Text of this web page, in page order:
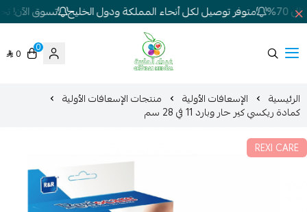
متوفر توصيل لكل أنحاء المملكة ودول الخليج تسوق الآن!
شركة غيداء المتطورة الطبية
0
0
الرئيسية الإسعافات الأولية منتجات الإسعافات الأولية
كمادة ريكسي كير حار وبارد 11 في 28 سم
REXI CARE